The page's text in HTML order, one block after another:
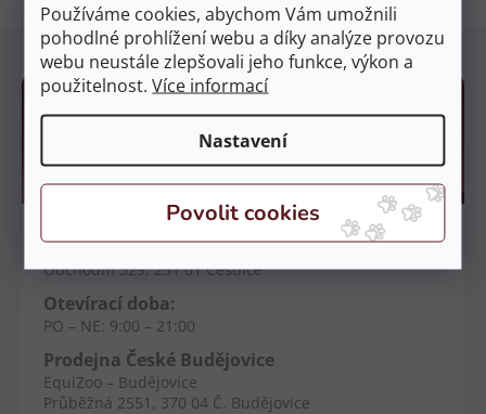
Používáme cookies, abychom Vám umožnili
pohodlné prohlížení webu a díky analýze provozu
webu neustále zlepšovali jeho funkce, výkon a
použitelnost.Více informací
Nastavení
Kamenné prodejny
Prodejna Čestlice
EquiZoo – OC Spektrum
Obchodní 329, 251 01 Čestlice
Otevírací doba:
PO – NE: 9:00 – 21:00
Prodejna České Budějovice
EquiZoo – Budějovice
Průběžná 2551, 370 04 Č. Budějovice